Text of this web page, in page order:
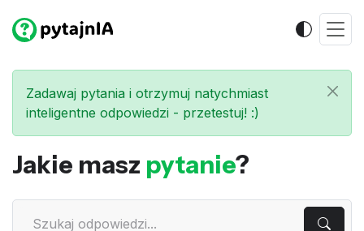
Zadawaj pytania i otrzymuj natychmiast
inteligentne odpowiedzi - przetestuj! :)
Jakie masz pytanie?